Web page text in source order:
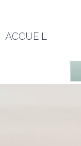
ACCUEIL